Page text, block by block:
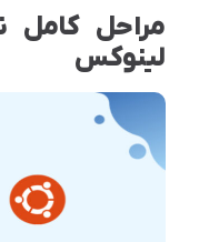
لینوکس